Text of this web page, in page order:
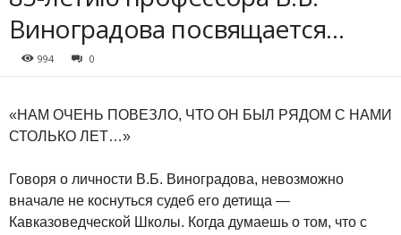
Виноградова посвящается…
994 0
«НАМ ОЧЕНЬ ПОВЕЗЛО, ЧТО ОН БЫЛ РЯДОМ С НАМИ
СТОЛЬКО ЛЕТ…»
Говоря о личности В.Б. Виноградова, невозможно
вначале не коснуться судеб его детища —
Кавказоведческой Школы. Когда думаешь о том, что с